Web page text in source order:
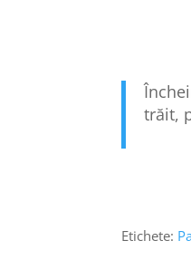
trăit,
Etichete: